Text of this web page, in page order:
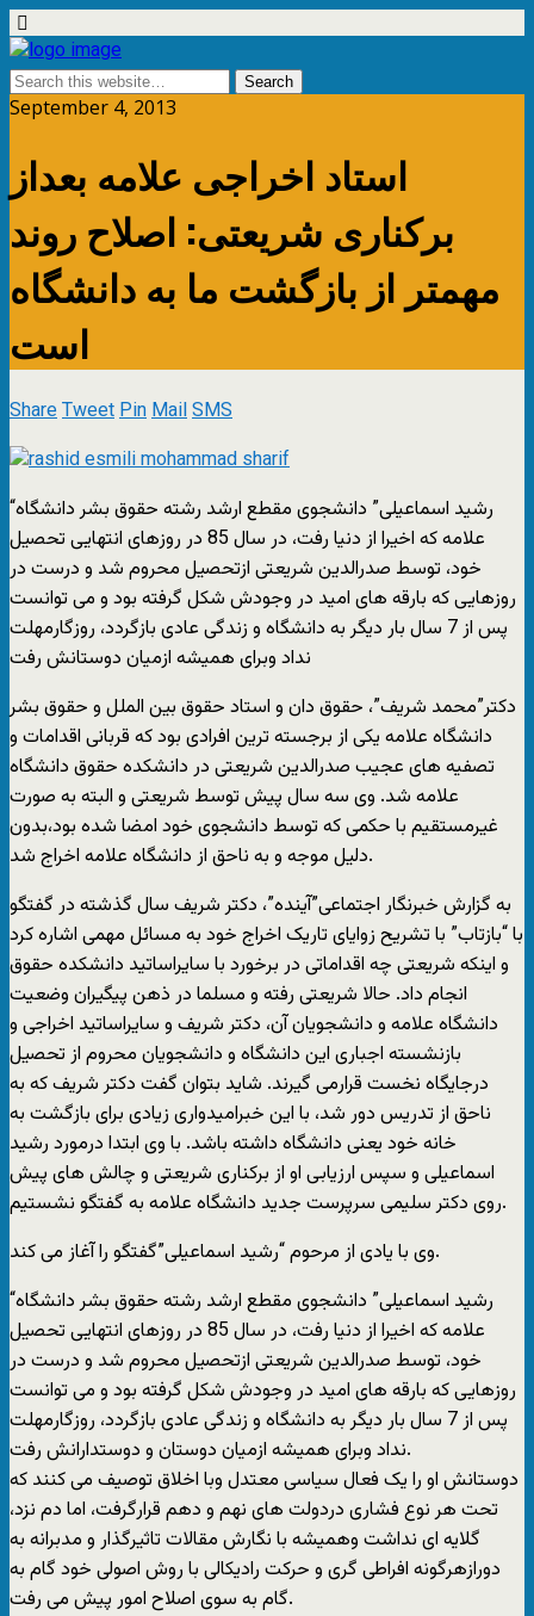
September 4, 2013
استاد اخراجی علامه بعداز
برکناری شریعتی: اصلاح روند
مهمتر از بازگشت ما به دانشگاه
است
ShareTweetPinMailSMS
“رشید اسماعیلی” دانشجوی مقطع ارشد رشته حقوق بشر دانشگاه
علامه که اخیرا از دنیا رفت، در سال 85 در روزهای انتهایی تحصیل
خود، توسط صدرالدین شریعتی ازتحصیل محروم شد و درست در
روزهایی که بارقه های امید در وجودش شکل گرفته بود و می توانست
پس از 7 سال بار دیگر به دانشگاه و زندگی عادی بازگردد، روزگارمهلت
نداد وبرای همیشه ازمیان دوستانش رفت
دکتر”محمد شریف”، حقوق دان و استاد حقوق بین الملل و حقوق بشر
دانشگاه علامه یکی از برجسته ترین افرادی بود که قربانی اقدامات و
تصفیه های عجیب صدرالدین شریعتی در دانشکده حقوق دانشگاه
علامه شد. وی سه سال پیش توسط شریعتی و البته به صورت
غیرمستقیم با حکمی که توسط دانشجوی خود امضا شده بود،بدون
دلیل موجه و به ناحق از دانشگاه علامه اخراج شد.
به گزارش خبرنگار اجتماعی”آینده”، دکتر شریف سال گذشته در گفتگو
با “بازتاب” با تشریح زوایای تاریک اخراج خود به مسائل مهمی اشاره کرد
و اینکه شریعتی چه اقداماتی در برخورد با سایراساتید دانشکده حقوق
انجام داد. حالا شریعتی رفته و مسلما در ذهن پیگیران وضعیت
دانشگاه علامه و دانشجویان آن، دکتر شریف و سایراساتید اخراجی و
بازنشسته اجباری این دانشگاه و دانشجویان محروم از تحصیل
درجایگاه نخست قرارمی گیرند. شاید بتوان گفت دکتر شریف که به
ناحق از تدریس دور شد، با این خبرامیدواری زیادی برای بازگشت به
خانه خود یعنی دانشگاه داشته باشد. با وی ابتدا درمورد رشید
اسماعیلی و سپس ارزیابی او از برکناری شریعتی و چالش های پیش
روی دکتر سلیمی سرپرست جدید دانشگاه علامه به گفتگو نشستیم.
وی با یادی از مرحوم “رشید اسماعیلی”گفتگو را آغاز می کند.
“رشید اسماعیلی” دانشجوی مقطع ارشد رشته حقوق بشر دانشگاه
علامه که اخیرا از دنیا رفت، در سال 85 در روزهای انتهایی تحصیل
خود، توسط صدرالدین شریعتی ازتحصیل محروم شد و درست در
روزهایی که بارقه های امید در وجودش شکل گرفته بود و می توانست
پس از 7 سال بار دیگر به دانشگاه و زندگی عادی بازگردد، روزگارمهلت
نداد وبرای همیشه ازمیان دوستان و دوستدارانش رفت.
دوستانش او را یک فعال سیاسی معتدل وبا اخلاق توصیف می کنند که
تحت هر نوع فشاری دردولت های نهم و دهم قرارگرفت، اما دم نزد،
گلایه ای نداشت وهمیشه با نگارش مقالات تاثیرگذار و مدبرانه به
دورازهرگونه افراطی گری و حرکت رادیکالی با روش اصولی خود گام به
گام به سوی اصلاح امور پیش می رفت.